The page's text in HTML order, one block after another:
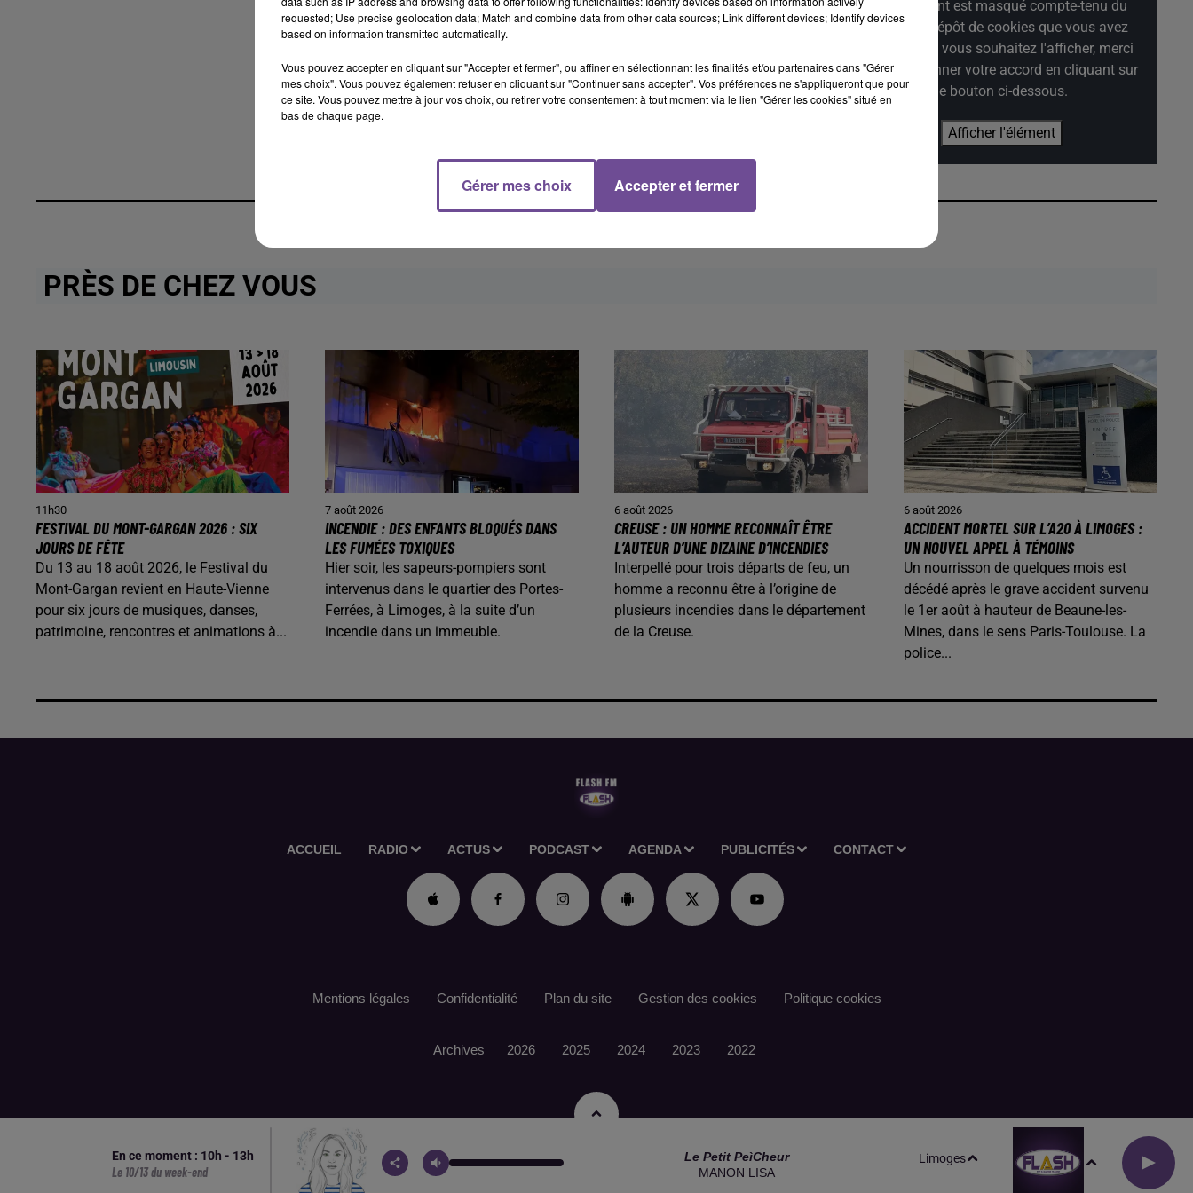
Cet élément est masqué compte-tenu du
refus du dépôt de cookies que vous avez
exprimé. Si vous souhaitez l'afficher, merci
de nous donner votre accord en cliquant sur
le bouton ci-dessous.
Afficher l'élément
PRÈS DE CHEZ VOUS
11h30
FESTIVAL DU MONT-GARGAN 2026 : SIX
JOURS DE FÊTE
Du 13 au 18 août 2026, le Festival du
Mont-Gargan revient en Haute-Vienne
pour six jours de musiques, danses,
patrimoine, rencontres et animations à...
7 août 2026
INCENDIE : DES ENFANTS BLOQUÉS DANS
LES FUMÉES TOXIQUES
Hier soir, les sapeurs-pompiers sont
intervenus dans le quartier des Portes-
Ferrées, à Limoges, à la suite d’un
incendie dans un immeuble.
6 août 2026
CREUSE : UN HOMME RECONNAÎT ÊTRE
L’AUTEUR D’UNE DIZAINE D’INCENDIES
Interpellé pour trois départs de feu, un
homme a reconnu être à l’origine de
plusieurs incendies dans le département
de la Creuse.
6 août 2026
ACCIDENT MORTEL SUR L’A20 À LIMOGES :
UN NOUVEL APPEL À TÉMOINS
Un nourrisson de quelques mois est
décédé après le grave accident survenu
le 1er août à hauteur de Beaune-les-
Mines, dans le sens Paris-Toulouse. La
police...
ACCUEIL RADIO ACTUS PODCAST AGENDA PUBLICITÉS CONTACT
En ce moment : 10h - 13h
Le 10/13 du week-end
Le Petit Peìcheur
MANON LISA
Limoges
Mentions légales Confidentialité Plan du site Gestion des cookies Politique cookies
Archives 2026 2025 2024 2023 2022
requested; Use precise geolocation data; Match and combine data from other data sources; Link different devices; Identify devices
based on information transmitted automatically.
Vous pouvez accepter en cliquant sur "Accepter et fermer", ou affiner en sélectionnant les finalités et/ou partenaires dans "Gérer
mes choix". Vous pouvez également refuser en cliquant sur "Continuer sans accepter". Vos préférences ne s'appliqueront que pour
ce site. Vous pouvez mettre à jour vos choix, ou retirer votre consentement à tout moment via le lien "Gérer les cookies" situé en
bas de chaque page.
Gérer mes choix Accepter et fermer